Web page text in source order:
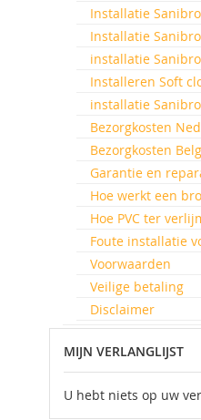
Installatie
Installatie
installatie
Installeren Soft
installatie
Bezorgkosten
Bezorgkosten
Garantie en
Hoe werkt een
Hoe PVC ter
Foute installatie
Voorwaarden
Veilige betaling
Disclaimer
MIJN VERLANGLIJST
U hebt niets op uw